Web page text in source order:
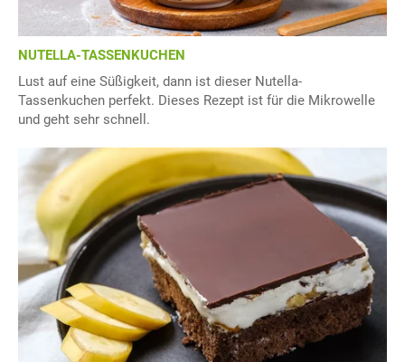
NUTELLA-TASSENKUCHEN
Lust auf eine Süßigkeit, dann ist dieser Nutella-
Tassenkuchen perfekt. Dieses Rezept ist für die Mikrowelle
und geht sehr schnell.